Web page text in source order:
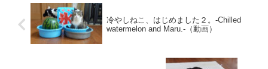
冷やしねこ、はじめました２。-Chilled
watermelon and Maru.-（動画）